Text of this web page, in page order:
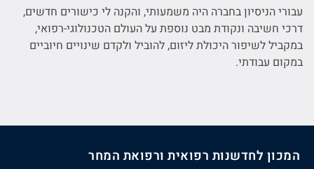
עבורי הניסיון בחברה היה משמעותי, והקנה לי כישורים חדשים,
דרכי חשיבה ונקודת מבט נוספת על העולם הטכנולוגי-רפואי,
במקביל לשיפור היכולת ליזום, להוביל ולקדם שינויים חיוביים
במקום עבודתי.
המכון לחדשנות רפואית ורפואת המחר